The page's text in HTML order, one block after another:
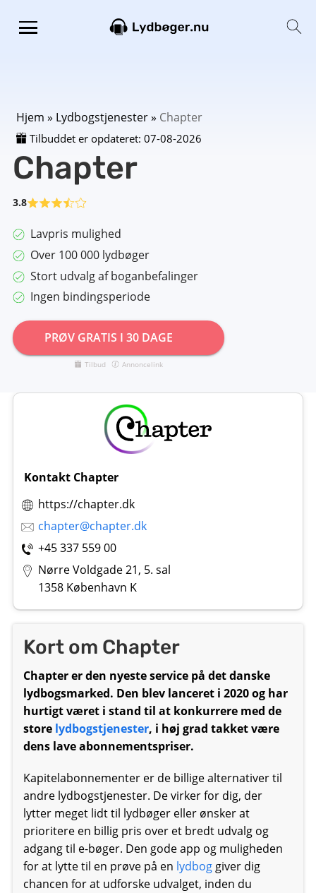
Hjem » Lydbogstjenester» Chapter
Tilbuddet er opdateret: 07-08-2026
Chapter
3.8
Lavpris mulighed
Over 100 000 lydbøger
Stort udvalg af boganbefalinger
Ingen bindingsperiode
PRØV GRATIS I 30 DAGE
Tilbud Annoncelink
Kontakt Chapter
https://chapter.dk
chapter@chapter.dk
+45 337 559 00
Nørre Voldgade 21, 5. sal
1358 København K
Kort om Chapter
Chapterer den nyeste service på det danske
lydbogsmarked. Den blev lanceret i 2020 og har
hurtigt været i stand til at konkurrere med de
store lydbogstjenester, i høj grad takket være
dens lave abonnementspriser.
Kapitelabonnementer er de billige alternativer til
andre lydbogstjenester. De virker for dig, der
lytter meget lidt til lydbøger eller ønsker at
prioritere en billig pris over et bredt udvalg og
adgang til e-bøger. Den gode app og muligheden
for at lytte til en prøve på en lydboggiver dig
chancen for at udforske udvalget, inden du